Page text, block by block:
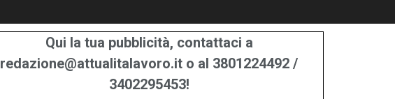
Qui la tua pubblicità, contattaci a
redazione@attualitalavoro.it o al 3801224492 /
3402295453!